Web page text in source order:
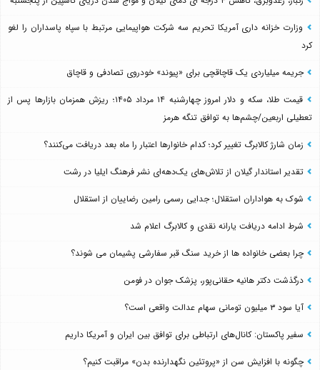
وزارت خزانه داری آمریکا تحریم سه شرکت هواپیمایی مرتبط با سپاه پاسداران را لغو
کرد
جریمه میلیاردی یک قاچاقچی برای «پیوند» خودروی تصادفی و قاچاق
قیمت طلا، سکه و دلار امروز چهارشنبه ۱۴ مرداد ۱۴۰۵؛ ریزش همزمان بازارها پس از
تعطیلی اربعین/چشم‌ها به توافق تنگه هرمز
زمان شارژ کالابرگ تغییر کرد؛ کدام خانوارها اعتبار را ماه بعد دریافت می‌کنند؟
تقدیر استاندار گیلان از تلاش‌های یک‌دهه‌ای نشر فرهنگ ایلیا در رشت
شوک به هواداران استقلال؛ جدایی رسمی رامین رضاییان از استقلال
شرط ادامه دریافت یارانه نقدی و کالابرگ اعلام شد
چرا بعضی خانواده ها از خرید سنگ قبر سفارشی پشیمان می شوند؟
درگذشت دکتر هانیه حقانی‌پور، پزشک جوان در فومن
آیا سود ۳ میلیون تومانی سهام عدالت واقعی است؟
سفیر پاکستان: کانال‌های ارتباطی برای توافق بین ایران و آمریکا داریم
چگونه با افزایش سن از «پروتئین نگهدارنده بدن» مراقبت کنیم؟